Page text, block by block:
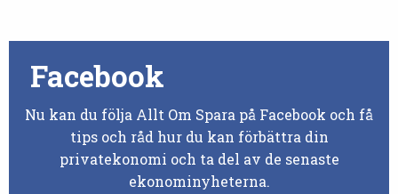
Facebook
Nu kan du följa Allt Om Spara på Facebook och få
tips och råd hur du kan förbättra din
privatekonomi och ta del av de senaste
ekonominyheterna.